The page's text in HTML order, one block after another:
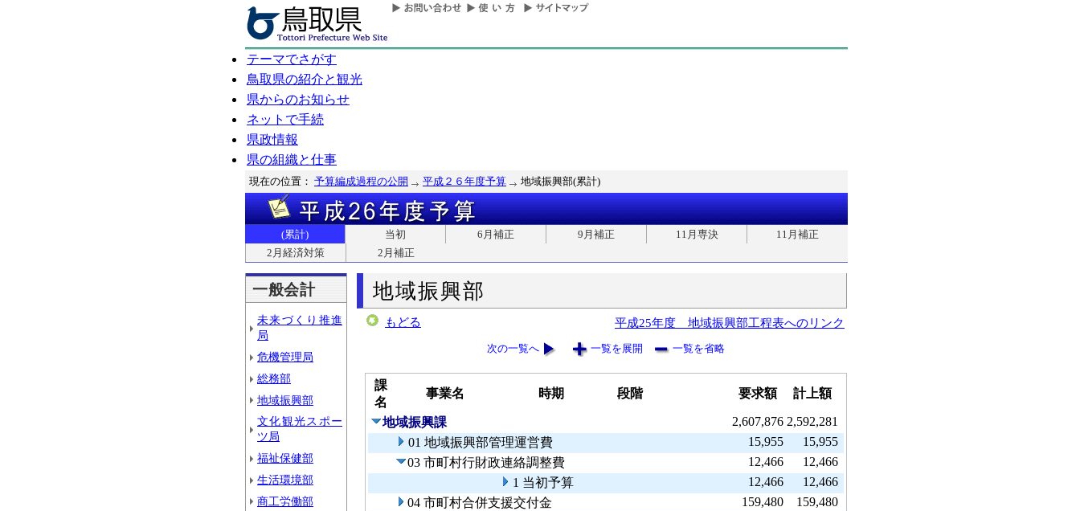
テーマでさがす
鳥取県の紹介と観光
県からのお知らせ
ネットで手続
県政情報
県の組織と仕事
現在の位置： 予算編成過程の公開 平成２６年度予算 地域振興部(累計)
(累計) 当初 6月補正 9月補正 11月専決
11月補正
2月経済対策
2月補正
一般会計
未来づくり推進
局
危機管理局
総務部
地域振興部
文化観光スポー
ツ局
福祉保健部
生活環境部
商工労働部
地域振興部
もどる 平成25年度 地域振興部工程表へのリンク
次の一覧へ 一覧を展開 一覧を省略
課
名
事業名 時期 段階 要求額 計上額
地域振興課 2,607,876 2,592,281
01 地域振興部管理運営費
15,955
15,955
03 市町村行財政連絡調整費
12,466
12,466
1 当初予算
12,466
12,466
04 市町村合併支援交付金
159,480
159,480